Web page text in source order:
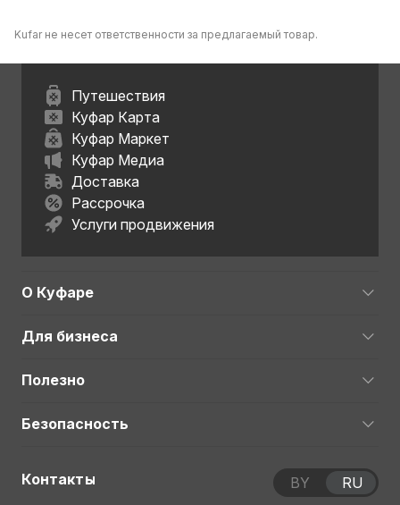
Kufar не несет ответственности за предлагаемый товар.
Путешествия
Куфар Карта
Куфар Маркет
Куфар Медиа
Доставка
Рассрочка
Услуги продвижения
О Куфаре
Для бизнеса
Полезно
Безопасность
Контакты BY RU